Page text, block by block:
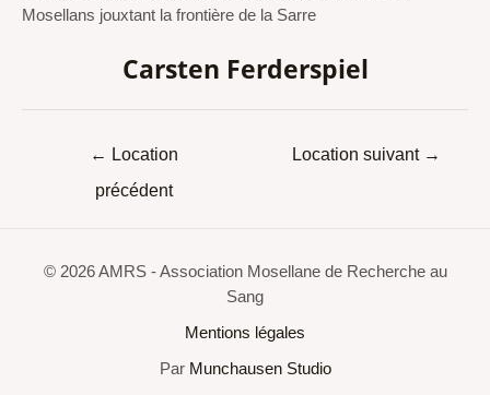
Mosellans jouxtant la frontière de la Sarre
Carsten Ferderspiel
← Location
précédent
Location suivant →
© 2026 AMRS - Association Mosellane de Recherche au
Sang
Mentions légales
Par Munchausen Studio